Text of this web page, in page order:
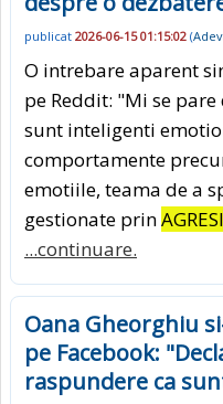
publicat 2026-06-15 01:15:02 (
O intrebare aparent
pe Reddit: "Mi se
sunt inteligenti
comportamente
emotiile, teama de a
gestionate prin
...continuare.
Oana Gheorghiu
pe Facebook:
raspundere ca